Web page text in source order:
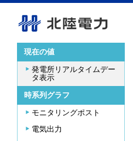
現在の値
発電所リアルタイムデー
タ表示
時系列グラフ
モニタリングポスト
電気出力